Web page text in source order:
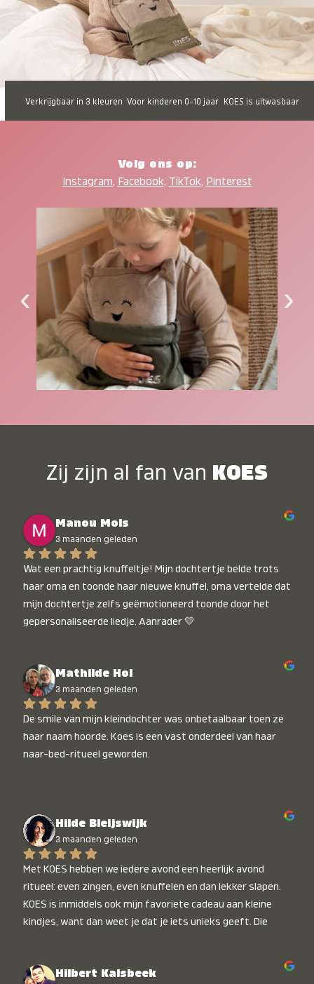
Verkrijgbaar in 3 kleuren Voor kinderen 0-10 jaar KOES is uitwasbaar
Volg ons op:
Instagram, Facebook, TikTok, Pinterest
‹ ›
Zij zijn al fan van KOES
Manou Mols
3 maanden geleden
Wat een prachtig knuffeltje! Mijn dochtertje belde trots
haar oma en toonde haar nieuwe knuffel, oma vertelde dat
mijn dochtertje zelfs geëmotioneerd toonde door het
gepersonaliseerde liedje. Aanrader 💛
Mathilde Hol
3 maanden geleden
De smile van mijn kleindochter was onbetaalbaar toen ze
haar naam hoorde. Koes is een vast onderdeel van haar
naar-bed-ritueel geworden.
Hilde Bleijswijk
3 maanden geleden
Met KOES hebben we iedere avond een heerlijk avond
ritueel: even zingen, even knuffelen en dan lekker slapen.
KOES is inmiddels ook mijn favoriete cadeau aan kleine
kindjes, want dan weet je dat je iets unieks geeft. Die
Hilbert Kalsbeek